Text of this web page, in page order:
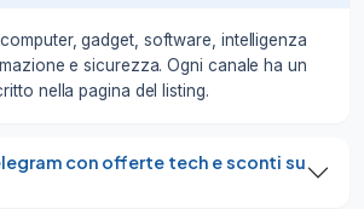
gadget, software, intelligenza
e sicurezza. Ogni canale ha un
nella pagina del listing.
con offerte tech e sconti su